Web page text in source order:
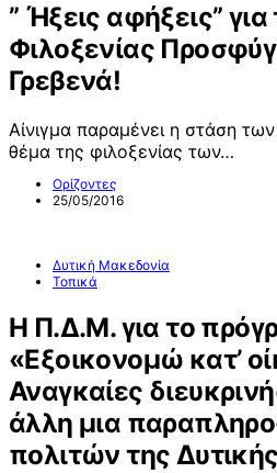
” Ήξεις αφήξεις”
Φιλοξενίας
Γρεβενά!
Αίνιγμα παραμένει η στάση
θέμα της φιλοξενίας των…
Ορίζοντες
25/05/2016
Δυτική Μακεδονία
Τοπικά
Η Π.Δ.Μ. για το
«Εξοικονομώ κατ’
Αναγκαίες
άλλη μια
πολιτών της